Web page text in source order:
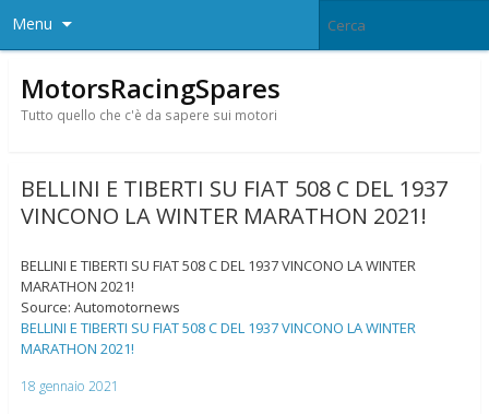
Menu
MotorsRacingSpares
Tutto quello che c'è da sapere sui motori
BELLINI E TIBERTI SU FIAT 508 C DEL 1937
VINCONO LA WINTER MARATHON 2021!
BELLINI E TIBERTI SU FIAT 508 C DEL 1937 VINCONO LA WINTER
MARATHON 2021!
Source: Automotornews
BELLINI E TIBERTI SU FIAT 508 C DEL 1937 VINCONO LA WINTER
MARATHON 2021!
18 gennaio 2021